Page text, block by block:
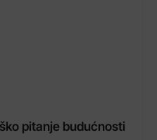
pitanje budućnosti